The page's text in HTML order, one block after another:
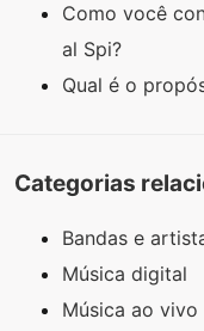
Como você
al Spi?
Qual é o
Categorias
Bandas e
Música digital
Música ao vivo